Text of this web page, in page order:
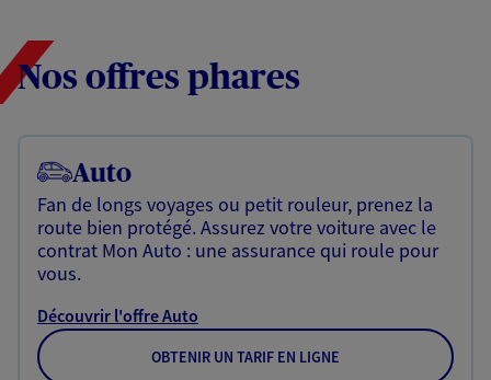
Nos offres phares
Auto
Fan de longs voyages ou petit rouleur, prenez la
route bien protégé. Assurez votre voiture avec le
contrat Mon Auto : une assurance qui roule pour
vous.
Découvrir l'offre Auto
OBTENIR UN TARIF EN LIGNE